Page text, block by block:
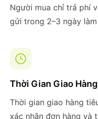
Người mua chỉ trả phí
gửi trong 2–3 ngày
Thời Gian Giao Hàng
Thời gian giao hàng
xác nhận đơn hàng và